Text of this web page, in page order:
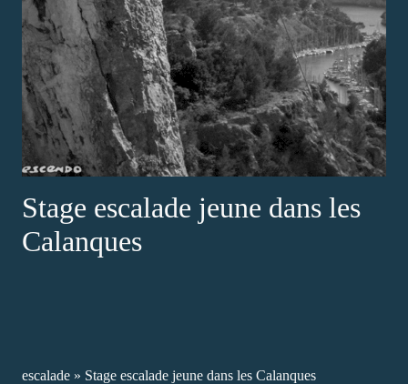
Stage escalade jeune dans les
Calanques
escalade » Stage escalade jeune dans les Calanques